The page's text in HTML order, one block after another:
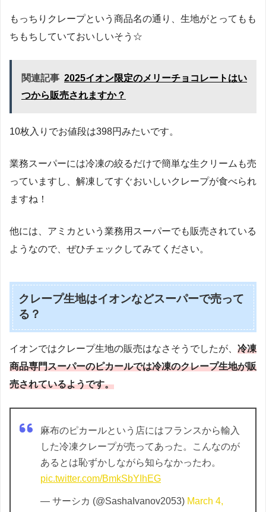
もっちりクレープという商品名の通り、生地がとってもも
ちもちしていておいしいそう☆
関連記事 2025イオン限定のメリーチョコレートはい
つから販売されますか？
10枚入りでお値段は398円みたいです。
業務スーパーには冷凍の絞るだけで簡単な生クリームも売
っていますし、解凍してすぐおいしいクレープが食べられ
ますね！
他には、アミカという業務用スーパーでも販売されている
ようなので、ぜひチェックしてみてください。
クレープ生地はイオンなどスーパーで売って
る？
イオンではクレープ生地の販売はなさそうでしたが、 冷凍
商品専門スーパーのピカールでは冷凍のクレープ生地が販
売されているようです。
麻布のピカールという店にはフランスから輸入
した冷凍クレープが売ってあった。こんなのが
あるとは恥ずかしながら知らなかったわ。
pic.twitter.com/BmkSbYIhEG
— サーシカ (@SashaIvanov2053) March 4,